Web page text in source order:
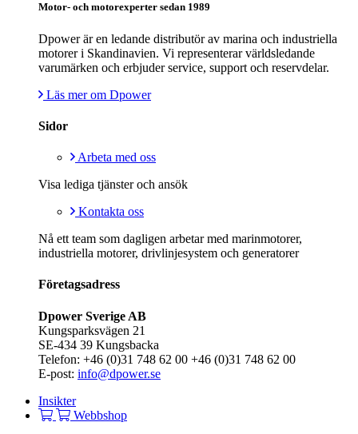
Motor- och motorexperter sedan 1989
Dpower är en ledande distributör av marina och industriella
motorer i Skandinavien. Vi representerar världsledande
varumärken och erbjuder service, support och reservdelar.
Läs mer om Dpower
Sidor
Arbeta med oss
Visa lediga tjänster och ansök
Kontakta oss
Nå ett team som dagligen arbetar med marinmotorer,
industriella motorer, drivlinjesystem och generatorer
Företagsadress
Dpower Sverige AB
Kungsparksvägen 21
SE-434 39 Kungsbacka
Telefon: +46 (0)31 748 62 00 +46 (0)31 748 62 00
E-post: info@dpower.se
Insikter
Webbshop